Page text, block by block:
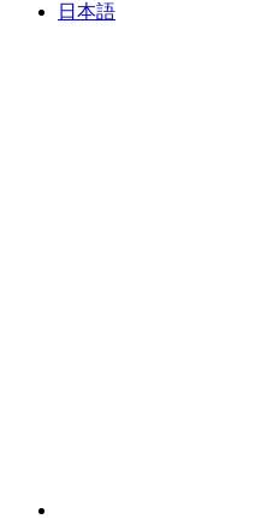
日本語